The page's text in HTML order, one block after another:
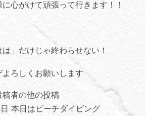
に心がけて頑張って行きます！！
は」だけじゃ終わらせない！
よろしくお願いします
稿者の他の投稿
本日はビーチダイビング